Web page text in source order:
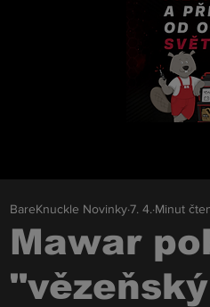
Mawar
BareKnuckle Novinky7. 4. Minut